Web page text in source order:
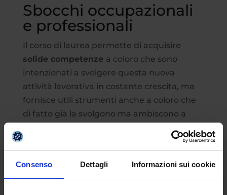
Consenso Dettagli Informazioni sui cookie
Sbocchi occupazionali
e professionali
Il corso di laurea permette di acquisire
solide competenze a coloro che sono
intenzionati a svolgere questa nuova
attività lavorativa in costante crescita, ma
fornisce utili strumenti anche a coloro che
di fatto già la svolgono ma ambiscono a
acquisire nuovi strumenti di lavoro. La
seria e rigorosa, consentirà all’influencer di
svolgere nel tempo un’attività professionale